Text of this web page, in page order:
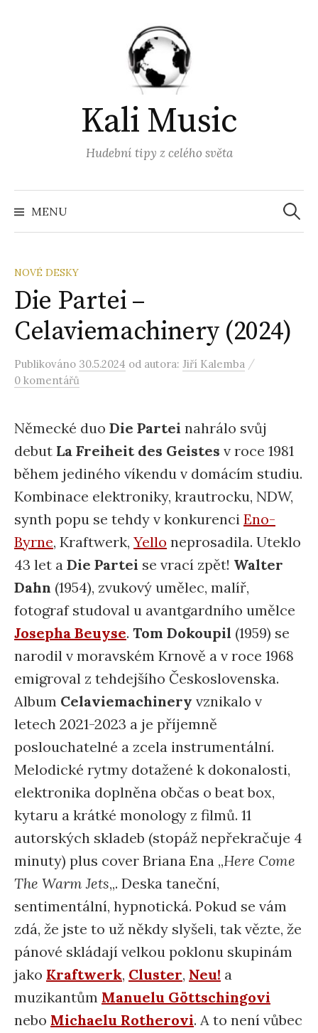
Kali Music
Hudební tipy z celého světa
MENU
NOVÉ DESKY
Die Partei –
Celaviemachinery (2024)
Publikováno 30.5.2024 od autora: Jiří Kalemba /
0 komentářů
Německé duo Die Partei nahrálo svůj
debut La Freiheit des Geistes v roce 1981
během jediného víkendu v domácím studiu.
Kombinace elektroniky, krautrocku, NDW,
synth popu se tehdy v konkurenci Eno-
Byrne, Kraftwerk, Yello neprosadila. Uteklo
43 let a Die Partei se vrací zpět! Walter
Dahn (1954), zvukový umělec, malíř,
fotograf studoval u avantgardního umělce
Josepha Beuyse. Tom Dokoupil (1959) se
narodil v moravském Krnově a v roce 1968
emigroval z tehdejšího Československa.
Album Celaviemachinery vznikalo v
letech 2021-2023 a je příjemně
poslouchatelné a zcela instrumentální.
Melodické rytmy dotažené k dokonalosti,
elektronika doplněna občas o beat box,
kytaru a krátké monology z filmů. 11
autorských skladeb (stopáž nepřekračuje 4
minuty) plus cover Briana Ena „Here Come
The Warm Jets„. Deska taneční,
sentimentální, hypnotická. Pokud se vám
zdá, že jste to už někdy slyšeli, tak vězte, že
pánové skládají velkou poklonu skupinám
jako Kraftwerk, Cluster, Neu! a
muzikantům Manuelu Göttschingovi
nebo Michaelu Rotherovi. A to není vůbec